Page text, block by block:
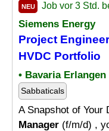
NEU Job vor 3 Std.
Siemens Energy
Project
HVDC Portfolio
• Bavaria Erlangen
Sabbaticals
A Snapshot of Your
Manager (f/m/d) ,